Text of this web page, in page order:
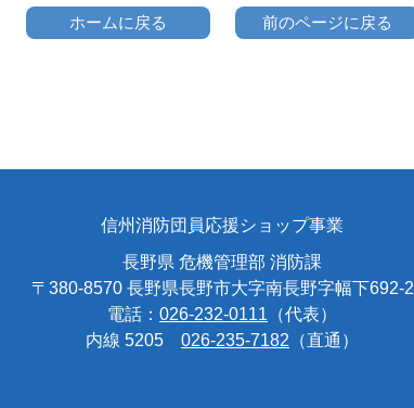
ホームに戻る 前のページに戻る
信州消防団員応援ショップ事業
長野県 危機管理部 消防課
〒380-8570 長野県長野市大字南長野字幅下692-2
電話： 026-232-0111 （代表）
内線 5205 026-235-7182 （直通）